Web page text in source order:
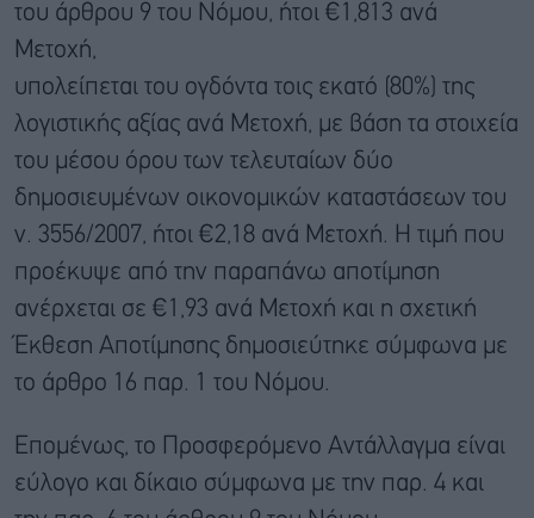
του άρθρου 9 του Νόμου, ήτοι €1,813 ανά
Μετοχή,
υπολείπεται του ογδόντα τοις εκατό (80%) της
λογιστικής αξίας ανά Μετοχή, με βάση τα στοιχεία
του μέσου όρου των τελευταίων δύο
δημοσιευμένων οικονομικών καταστάσεων του
ν. 3556/2007, ήτοι €2,18 ανά Μετοχή. Η τιμή που
προέκυψε από την παραπάνω αποτίμηση
ανέρχεται σε €1,93 ανά Μετοχή και η σχετική
Έκθεση Αποτίμησης δημοσιεύτηκε σύμφωνα με
το άρθρο 16 παρ. 1 του Νόμου.
Επομένως, το Προσφερόμενο Αντάλλαγμα είναι
εύλογο και δίκαιο σύμφωνα με την παρ. 4 και